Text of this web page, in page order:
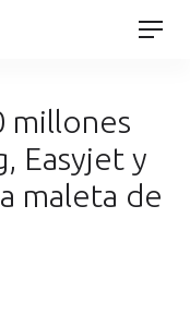
millones
Easyjet y
maleta de